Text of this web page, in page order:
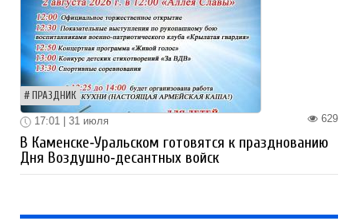
ПРАЗДНИК
629
17:01 | 31 июля
В Каменске‑Уральском готовятся к празднованию
Дня Воздушно‑десантных войск